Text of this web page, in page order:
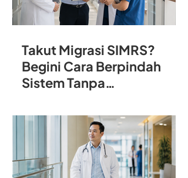
Takut Migrasi SIMRS?
Begini Cara Berpindah
Sistem Tanpa
Rumah Sakit